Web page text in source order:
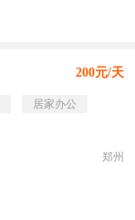
200元/天
居家办公
郑州